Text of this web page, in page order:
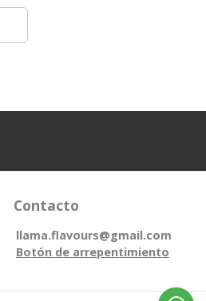
Contacto
llama.flavours@gmail.com
Botón de arrepentimiento